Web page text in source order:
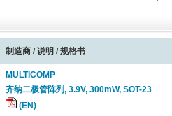
制造商 / 说明 / 规格书
MULTICOMP
齐纳二极管阵列, 3.9V, 300mW, SOT-23
(EN)